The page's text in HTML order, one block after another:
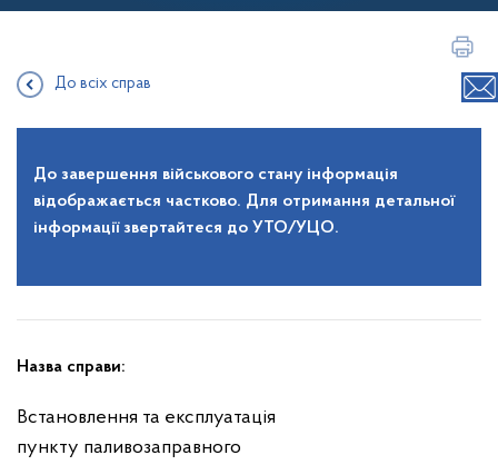
До всіх справ
До завершення військового стану інформація
відображається частково. Для отримання детальної
інформації звертайтеся до УТО/УЦО.
Назва справи:
Встановлення та експлуатація
пункту паливозаправного